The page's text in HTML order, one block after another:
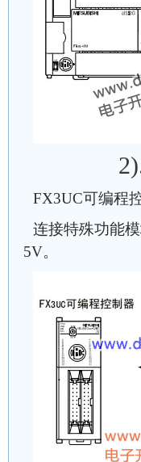
FX3UC可编程
连接特殊功能
5V。